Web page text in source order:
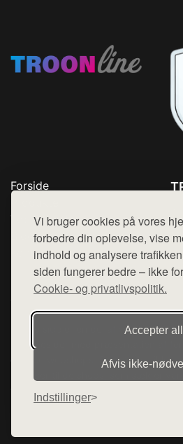
Vi bruger cookies på vores
forbedre din oplevelse, vise
indhold og analysere
siden fungerer bedre – ikke
Cookie- og privatlivspolitik.
Accepter
Afvis
Indstillinger
Forside
Top Rabatter
Blog
Kontakt
Denne side er en del af want.dk, der
hjemmesider med præsentation af
diverse webshops. Der sælges ikke
henviser til de shops, som sælger
varerne på lager.